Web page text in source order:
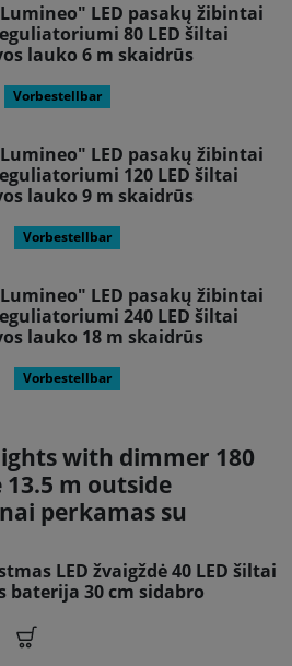
LED pasakų žibintai
80 LED šiltai
lauko 6 m skaidrūs
Vorbestellbar
LED pasakų žibintai
120 LED šiltai
lauko 9 m skaidrūs
Vorbestellbar
LED pasakų žibintai
240 LED šiltai
lauko 18 m skaidrūs
Vorbestellbar
with dimmer 180
m outside
perkamas su
LED žvaigždė 40 LED šiltai
baterija 30 cm sidabro